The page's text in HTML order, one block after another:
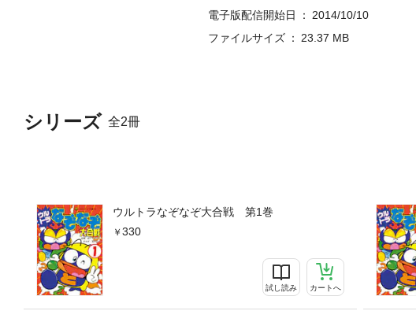
シリーズ 全2冊
ウルトラなぞなぞ大合戦 第1巻
330
試し読み カートへ
電子版配信開始日
2014/10/10
ファイルサイズ
23.37 MB